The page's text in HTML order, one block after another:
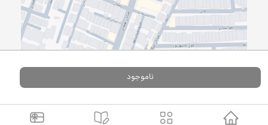
ناموجود
A Pluss
Powered By